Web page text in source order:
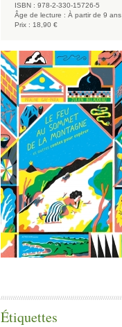
ISBN : 978-2-330-15726-5
Âge de lecture : À partir de 9 ans
Prix : 18,90 €
Étiquettes